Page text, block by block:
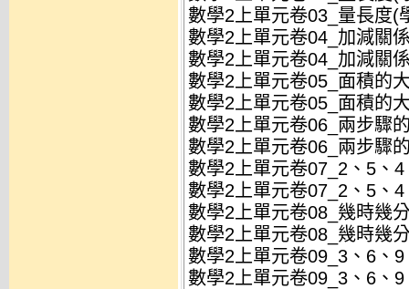
數學2上單元卷03_量長度(
數學2上單元卷04_加減關
數學2上單元卷04_加減關
數學2上單元卷05_面積的
數學2上單元卷05_面積的
數學2上單元卷06_兩步驟
數學2上單元卷06_兩步驟
數學2上單元卷07_2、5、
數學2上單元卷07_2、5、
數學2上單元卷08_幾時幾
數學2上單元卷08_幾時幾
數學2上單元卷09_3、6、
數學2上單元卷09_3、6、